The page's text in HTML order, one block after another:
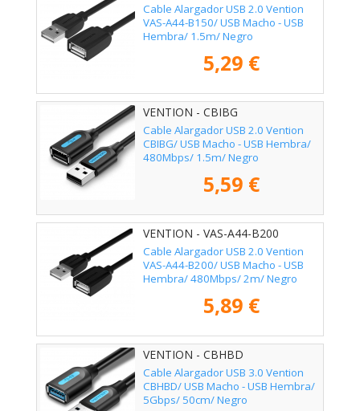
Cable Alargador USB 2.0 Vention
VAS-A44-B150/ USB Macho - USB
Hembra/ 1.5m/ Negro
5,29 €
VENTION - CBIBG
Cable Alargador USB 2.0 Vention
CBIBG/ USB Macho - USB Hembra/
480Mbps/ 1.5m/ Negro
5,59 €
VENTION - VAS-A44-B200
Cable Alargador USB 2.0 Vention
VAS-A44-B200/ USB Macho - USB
Hembra/ 480Mbps/ 2m/ Negro
5,89 €
VENTION - CBHBD
Cable Alargador USB 3.0 Vention
CBHBD/ USB Macho - USB Hembra/
5Gbps/ 50cm/ Negro